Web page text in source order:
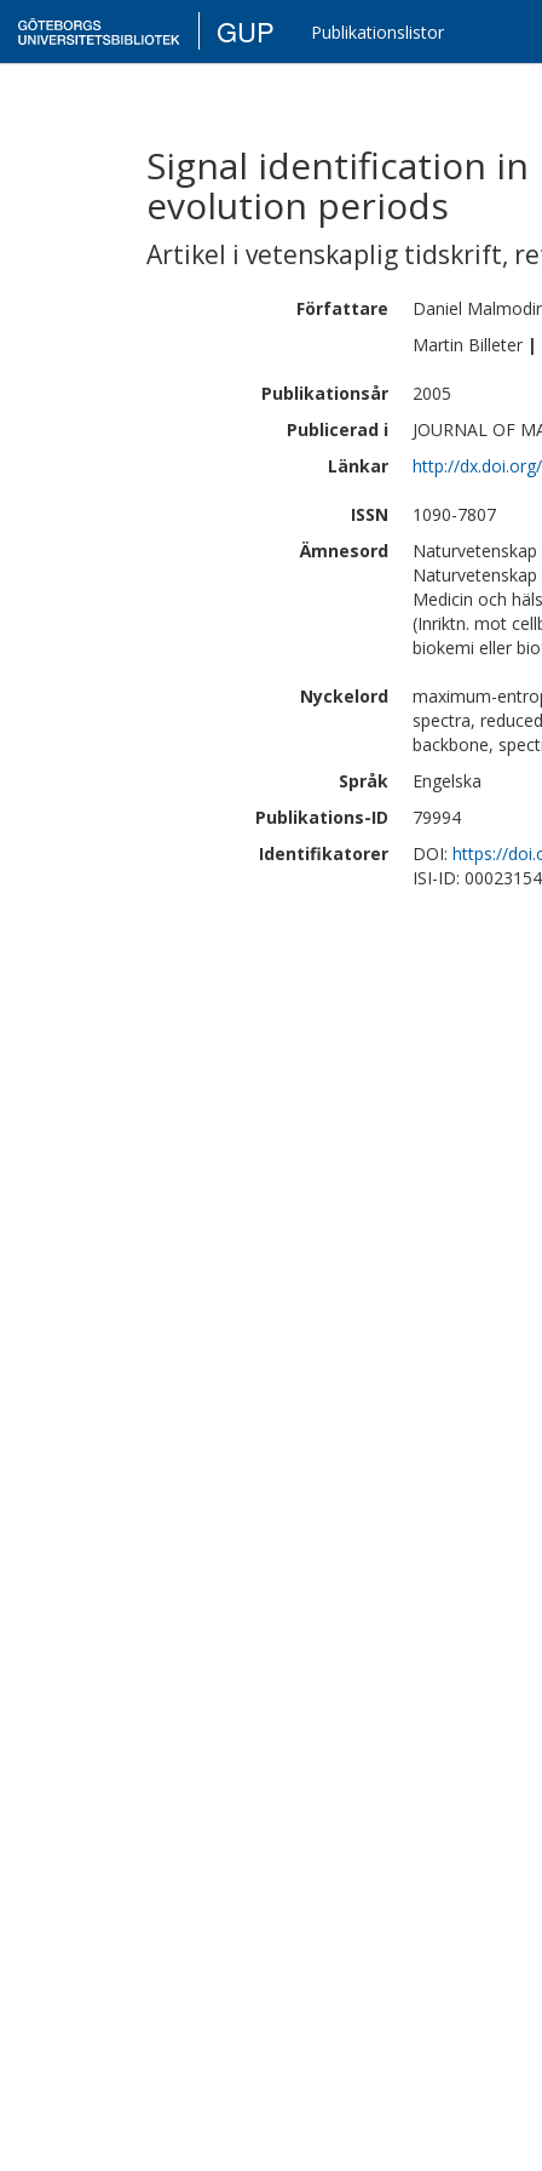
GUP Publikationslistor
Signal identification
evolution periods
Artikel i vetenskaplig tidskrift,
Författare Daniel
Martin Billeter |
Publikationsår
2005
Publicerad i
JOURNAL OF
Länkar
http://
ISSN
1090-7807
Ämnesord
Medicin och
(Inriktn. mot
biokemi eller
Nyckelord
maximum-
spectra,
backbone,
Språk
Engelska
Publikations-ID
79994
Identifikatorer
DOI: https://
ISI-ID: